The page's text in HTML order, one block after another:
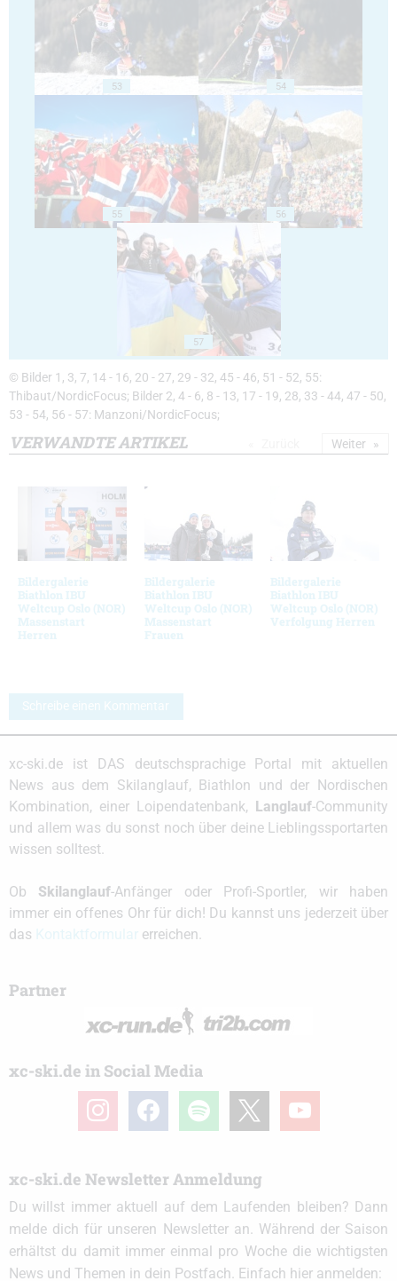
53 54
55 56
57
© Bilder 1, 3, 7, 14 - 16, 20 - 27, 29 - 32, 45 - 46, 51 - 52, 55:
Thibaut/NordicFocus; Bilder 2, 4 - 6, 8 - 13, 17 - 19, 28, 33 - 44, 47 - 50,
53 - 54, 56 - 57: Manzoni/NordicFocus;
VERWANDTE ARTIKEL
Bildergalerie
Biathlon IBU
Weltcup Oslo (NOR)
Massenstart
Herren
Bildergalerie
Biathlon IBU
Weltcup Oslo (NOR)
Massenstart
Frauen
Bildergalerie
Biathlon IBU
Weltcup Oslo (NOR)
Verfolgung Herren
Weiter
Schreibe einen Kommentar
xc-ski.de ist DAS deutschsprachige Portal mit aktuellen
News aus dem Skilanglauf, Biathlon und der Nordischen
Kombination, einer Loipendatenbank,
Langlauf-Community
und allem was du sonst noch über deine Lieblingssportarten
wissen solltest.
Ob Skilanglauf-Anfänger oder Profi-Sportler, wir haben
immer ein offenes Ohr für dich! Du kannst uns jederzeit über
das
erreichen.
Partner
xc-ski.de in Social Media
instagramfacebook spotify youtube
xc-ski.de Newsletter Anmeldung
Du willst immer aktuell auf dem Laufenden bleiben? Dann
melde dich für unseren Newsletter an. Während der Saison
erhältst du damit immer einmal pro Woche die wichtigsten
News und Themen in dein Postfach. Einfach hier anmelden: